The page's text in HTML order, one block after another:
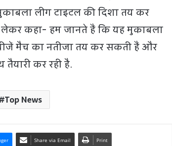
लीग टाइटल की दिशा तय कर
कहा- हम जानते हैं कि यह मुकाबला
मैच का नतीजा तय कर सकती हैं और
कर रही है.
Top News
Share via Email Print